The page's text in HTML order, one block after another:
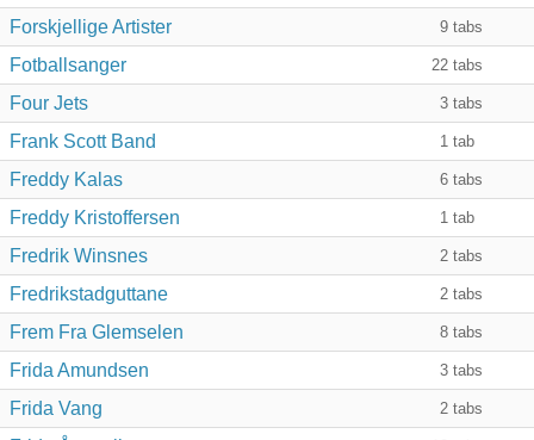
Forskjellige Artister 9 tabs
Fotballsanger 22 tabs
Four Jets 3 tabs
Frank Scott Band 1 tab
Freddy Kalas 6 tabs
Freddy Kristoffersen 1 tab
Fredrik Winsnes 2 tabs
Fredrikstadguttane 2 tabs
Frem Fra Glemselen 8 tabs
Frida Amundsen 3 tabs
Frida Vang 2 tabs